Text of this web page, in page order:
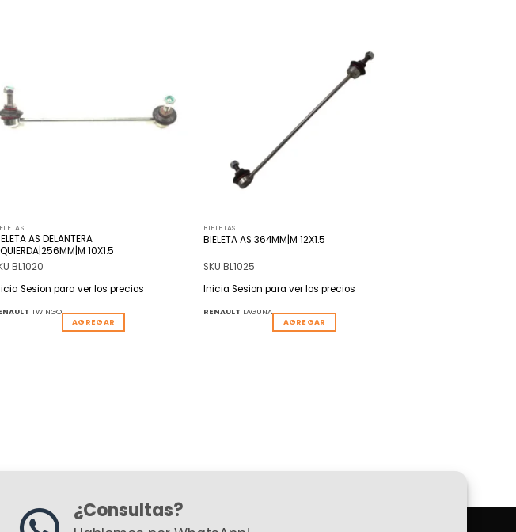
deseos
AS DELANTERA
10X1.5
BL1020
Sesion para ver los precios
TWINGO
AGREGAR
Añadir
BIELETAS
BIELETA AS 364MM|M 12X1.5
SKU BL1025
Inicia Sesion para ver los precios
RENAULT LAGUNA
AGREGAR
¿Consultas?